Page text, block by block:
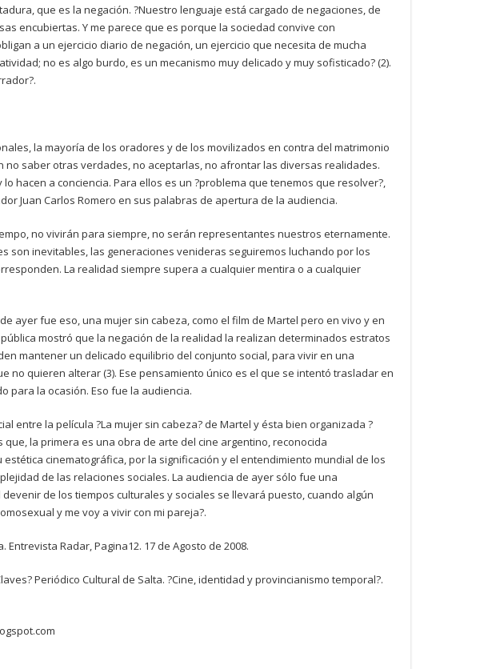
que es la negación. ?Nuestro lenguaje está cargado de negaciones, de
encubiertas. Y me parece que es porque la sociedad convive con
a un ejercicio diario de negación, un ejercicio que necesita de mucha
no es algo burdo, es un mecanismo muy delicado y muy sofisticado? (2).
la mayoría de los oradores y de los movilizados en contra del matrimonio
no saber otras verdades, no aceptarlas, no afrontar las diversas realidades.
lo hacen a conciencia. Para ellos es un ?problema que tenemos que resolver?,
Juan Carlos Romero en sus palabras de apertura de la audiencia.
no vivirán para siempre, no serán representantes nuestros eternamente.
son inevitables, las generaciones venideras seguiremos luchando por los
La realidad siempre supera a cualquier mentira o a cualquier
ayer fue eso, una mujer sin cabeza, como el film de Martel pero en vivo y en
mostró que la negación de la realidad la realizan determinados estratos
mantener un delicado equilibrio del conjunto social, para vivir en una
no quieren alterar (3). Ese pensamiento único es el que se intentó trasladar en
para la ocasión. Eso fue la audiencia.
entre la película ?La mujer sin cabeza? de Martel y ésta bien organizada ?
que, la primera es una obra de arte del cine argentino, reconocida
cinematográfica, por la significación y el entendimiento mundial de los
de las relaciones sociales. La audiencia de ayer sólo fue una
de los tiempos culturales y sociales se llevará puesto, cuando algún
y me voy a vivir con mi pareja?.
Entrevista Radar, Pagina12. 17 de Agosto de 2008.
Periódico Cultural de Salta. ?Cine, identidad y provincianismo temporal?.